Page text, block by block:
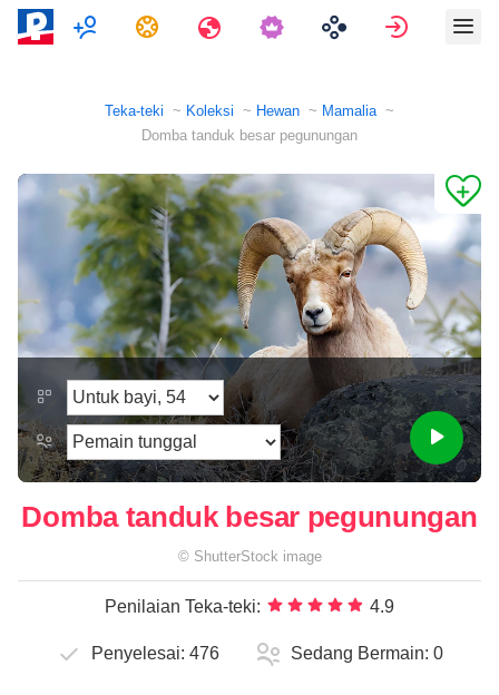
Pemain ganda
Tugas Perjalanan Masuk
Teka-teki Koleksi Hewan
Mamalia
Domba tanduk besar pegunungan
Domba tanduk besar pegunungan
© ShutterStock image
Penilaian Teka-teki: 4.9
Penyelesai: 476 Sedang Bermain: 0